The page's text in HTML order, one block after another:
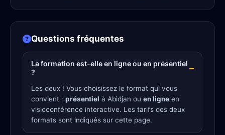
Questions fréquentes
La formation est-elle en ligne ou en présentiel
?
Les deux ! Vous choisissez le format qui vous
convient : présentiel à Abidjan ou en ligne en
visioconférence interactive. Les tarifs des deux
formats sont indiqués sur cette page.